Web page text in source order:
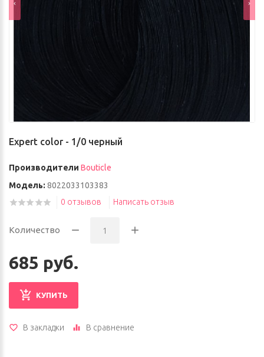
Expert color - 1/0 черный
Производители Bouticle
Модель: 8022033103383
0 отзывов
Написать отзыв
Количество
685 руб.
КУПИТЬ
В закладки В сравнение